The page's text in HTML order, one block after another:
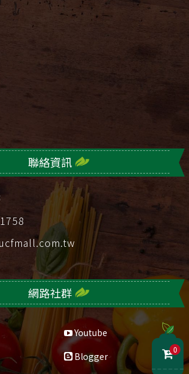
聯絡資訊
網路社群
Youtube
Blogger
0